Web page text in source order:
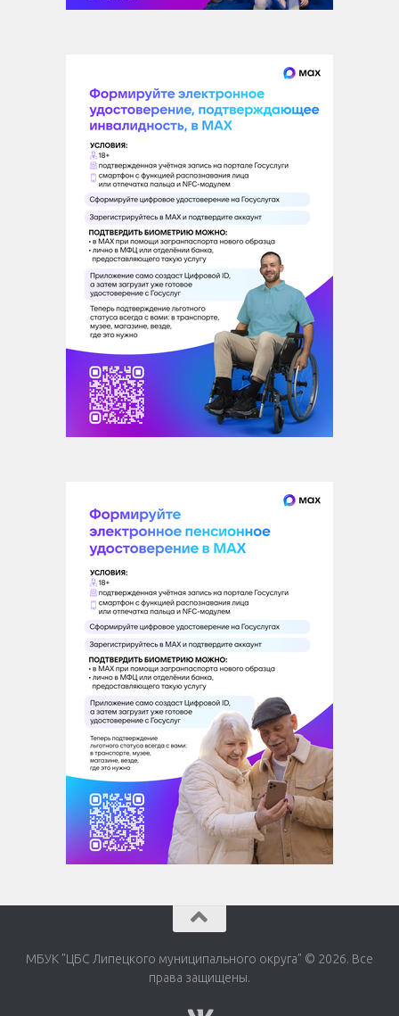
МБУК "ЦБС Липецкого муниципального округа" © 2026. Все
права защищены.